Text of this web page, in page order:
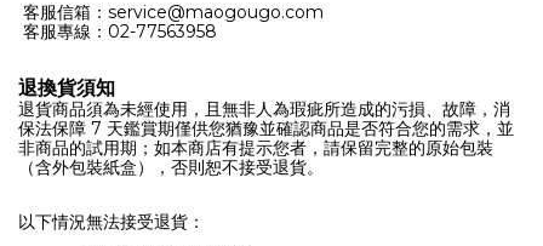
客服信箱：service@maogougo.com
客服專線：02-77563958
退換貨須知
退貨商品須為未經使用，且無非人為瑕疵所造成的污損、故障，消
保法保障 7 天鑑賞期僅供您猶豫並確認商品是否符合您的需求，並
非商品的試用期；如本商店有提示您者，請保留完整的原始包裝
（含外包裝紙盒），否則恕不接受退貨。
以下情況無法接受退貨：